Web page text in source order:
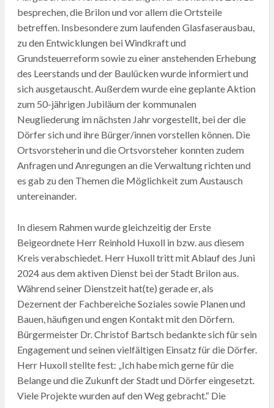
besprechen, die Brilon und vor allem die Ortsteile
betreffen. Insbesondere zum laufenden Glasfaserausbau,
zu den Entwicklungen bei Windkraft und
Grundsteuerreform sowie zu einer anstehenden Erhebung
des Leerstands und der Baulücken wurde informiert und
sich ausgetauscht. Außerdem wurde eine geplante Aktion
zum 50-jährigen Jubiläum der kommunalen
Neugliederung im nächsten Jahr vorgestellt, bei der die
Dörfer sich und ihre Bürger/innen vorstellen können. Die
Ortsvorsteherin und die Ortsvorsteher konnten zudem
Anfragen und Anregungen an die Verwaltung richten und
es gab zu den Themen die Möglichkeit zum Austausch
untereinander.
In diesem Rahmen wurde gleichzeitig der Erste
Beigeordnete Herr Reinhold Huxoll in bzw. aus diesem
Kreis verabschiedet. Herr Huxoll tritt mit Ablauf des Juni
2024 aus dem aktiven Dienst bei der Stadt Brilon aus.
Während seiner Dienstzeit hat(te) gerade er, als
Dezernent der Fachbereiche Soziales sowie Planen und
Bauen, häufigen und engen Kontakt mit den Dörfern.
Bürgermeister Dr. Christof Bartsch bedankte sich für sein
Engagement und seinen vielfältigen Einsatz für die Dörfer.
Herr Huxoll stellte fest: „Ich habe mich gerne für die
Belange und die Zukunft der Stadt und Dörfer eingesetzt.
Viele Projekte wurden auf den Weg gebracht.“ Die